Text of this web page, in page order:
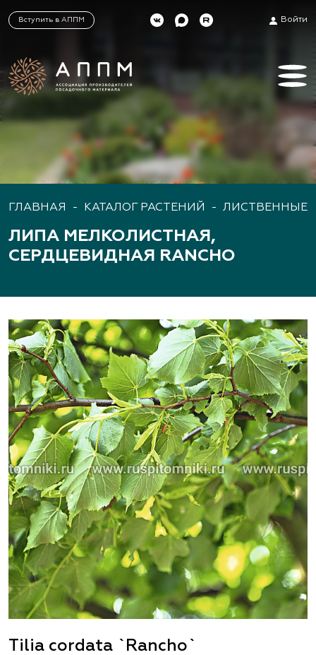
Вступить в АППМ Войти
ГЛАВНАЯ - КАТАЛОГ РАСТЕНИЙ - ЛИСТВЕННЫЕ
ЛИПА МЕЛКОЛИСТНАЯ,
СЕРДЦЕВИДНАЯ RANCHO
Tilia cordata `Rancho`